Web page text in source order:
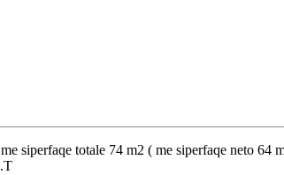
siperfaqe totale 74 m2 ( me siperfaqe neto